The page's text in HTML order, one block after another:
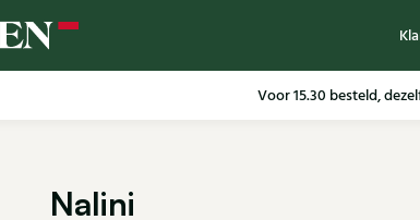
Gratis verzending in NL
Nalini